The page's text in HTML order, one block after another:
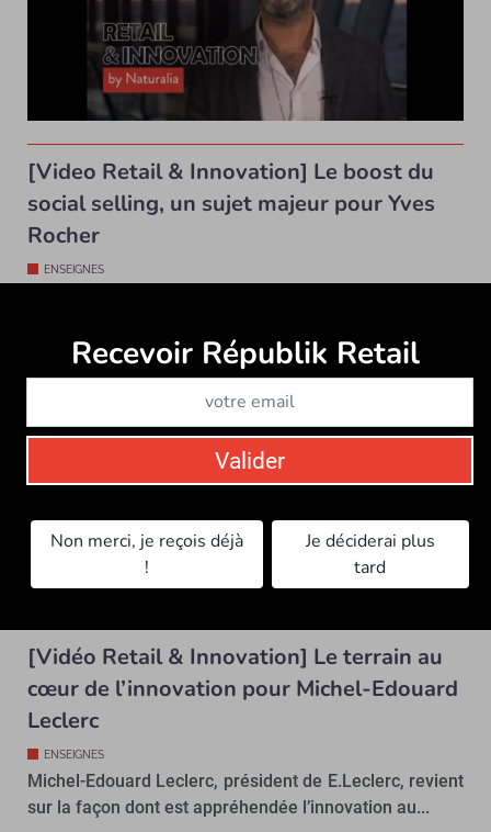
[Video Retail & Innovation] Le boost du
social selling, un sujet majeur pour Yves
Rocher
ENSEIGNES
[Vidéo Retail & Innovation] Le terrain au
cœur de l’innovation pour Michel-Edouard
Leclerc
ENSEIGNES
Michel-Edouard Leclerc, président de E.Leclerc, revient
sur la façon dont est appréhendée l’innovation au...
Recevoir Républik Retail
Valider
Non merci, je reçois déjà
!
Je déciderai plus
tard